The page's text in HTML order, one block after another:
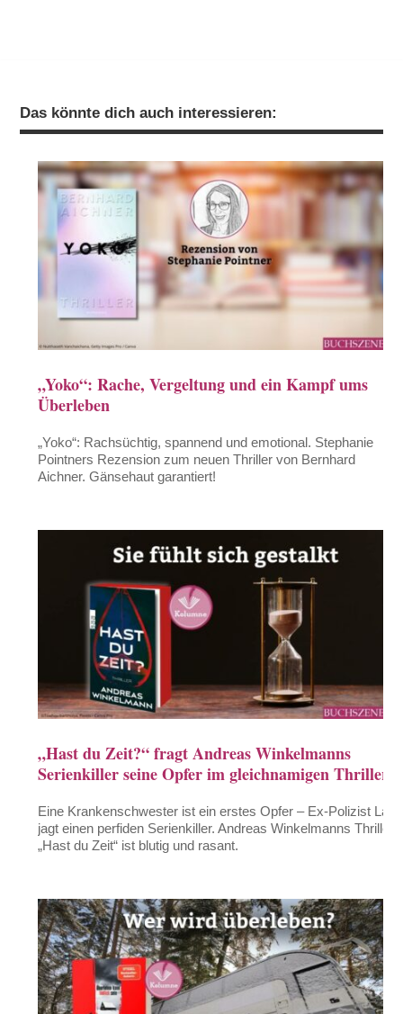
Das könnte dich auch interessieren:
„Yoko“: Rache, Vergeltung und ein Kampf ums
Überleben
„Yoko“: Rachsüchtig, spannend und emotional. Stephanie
Pointners Rezension zum neuen Thriller von Bernhard
Aichner. Gänsehaut garantiert!
„Hast du Zeit?“ fragt Andreas Winkelmanns
Serienkiller seine Opfer im gleichnamigen Thriller
Eine Krankenschwester ist ein erstes Opfer – Ex-Polizist Lars
jagt einen perfiden Serienkiller. Andreas Winkelmanns Thriller
„Hast du Zeit“ ist blutig und rasant.